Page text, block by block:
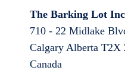
The Barking Lot
710 - 22 Midlake
Calgary Alberta T2X
Canada